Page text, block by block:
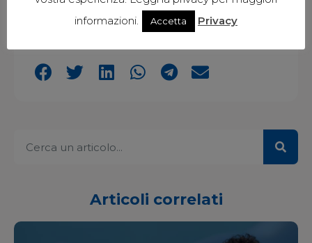
Articoli correlati
informazioni.
Accetta Privacy